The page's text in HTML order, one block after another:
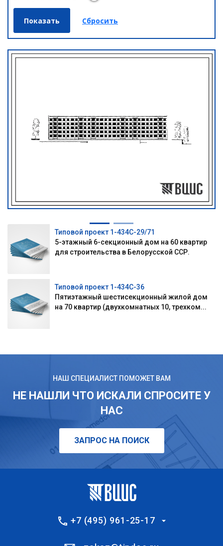
Типовой проект 1-434С-29/71
5-этажный 6-секционный дом на 60 квартир
для строительства в Белорусской ССР.
Типовой проект 1-434С-36
Пятиэтажный шестисекционный жилой дом
на 70 квартир (двухкомнатных 10, трехком...
НАШ СПЕЦИАЛИСТ ПОМОЖЕТ ВАМ
НЕ НАШЛИ ЧТО ИСКАЛИ СПРОСИТЕ У
НАС
ЗАПРОС НА ПОИСК
+7 (495) 961-25-17